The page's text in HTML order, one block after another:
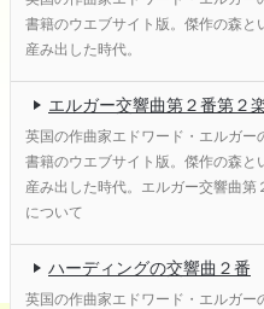
書籍のウエブサイト版。傑作の森
産み出した時代。
エルガー交響曲第２番第２
英国の作曲家エドワード・エルガ
書籍のウエブサイト版。傑作の森
産み出した時代。エルガー交響曲
について
ハーディングの交響曲２番
英国の作曲家エドワード・エルガ